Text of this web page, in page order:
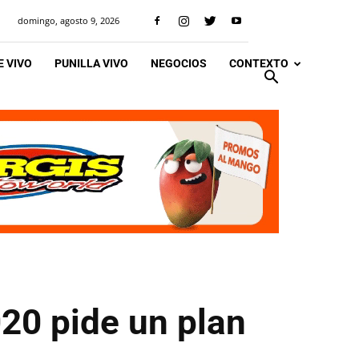
domingo, agosto 9, 2026
VIVO PUNILLA VIVO NEGOCIOS CONTEXTO
pide un plan